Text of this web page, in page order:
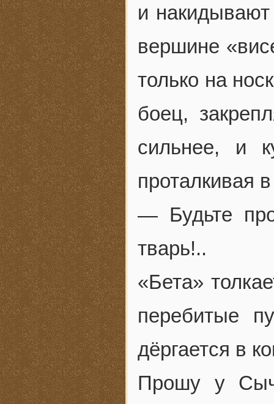
и
вершине
только на
боец,
сильнее, и
проталкивая
— Будьте
тварь!..
«Бета»
перебитые
дёргается в
Прошу у